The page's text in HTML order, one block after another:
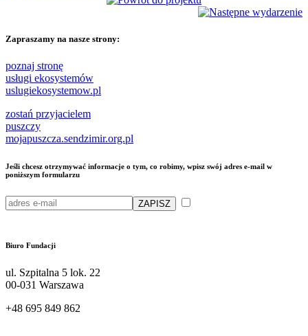
Zapraszamy na nasze strony:
poznaj stronę
usługi ekosystemów
uslugiekosystemow.pl
zostań przyjacielem
puszczy
mojapuszcza.sendzimir.org.pl
Jeśli chcesz otrzymywać informacje o tym, co robimy, wpisz swój adres e-mail w
poniższym formularzu
Biuro Fundacji
ul. Szpitalna 5 lok. 22
00-031 Warszawa
+48 695 849 862